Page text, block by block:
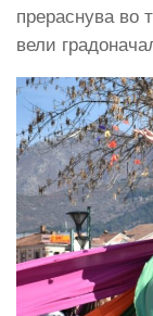
прераснува во
вели